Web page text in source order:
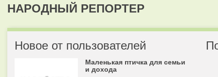
НАРОДНЫЙ РЕПОРТЕР
Новое от пользователей
Маленькая птичка для семьи
и дохода